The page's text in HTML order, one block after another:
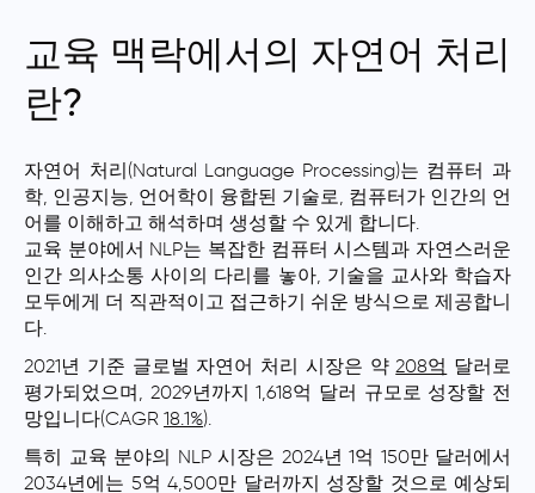
교육 맥락에서의 자연어 처리
란?
자연어 처리(Natural Language Processing)는 컴퓨터 과
학, 인공지능, 언어학이 융합된 기술로, 컴퓨터가 인간의 언
어를 이해하고 해석하며 생성할 수 있게 합니다.
교육 분야에서 NLP는 복잡한 컴퓨터 시스템과 자연스러운
인간 의사소통 사이의 다리를 놓아, 기술을 교사와 학습자
모두에게 더 직관적이고 접근하기 쉬운 방식으로 제공합니
다.
2021년 기준 글로벌 자연어 처리 시장은 약208억 달러로
평가되었으며, 2029년까지 1,618억 달러 규모로 성장할 전
망입니다(CAGR 18.1%).
특히 교육 분야의 NLP 시장은 2024년 1억 150만 달러에서
2034년에는 5억 4,500만 달러까지 성장할 것으로 예상되